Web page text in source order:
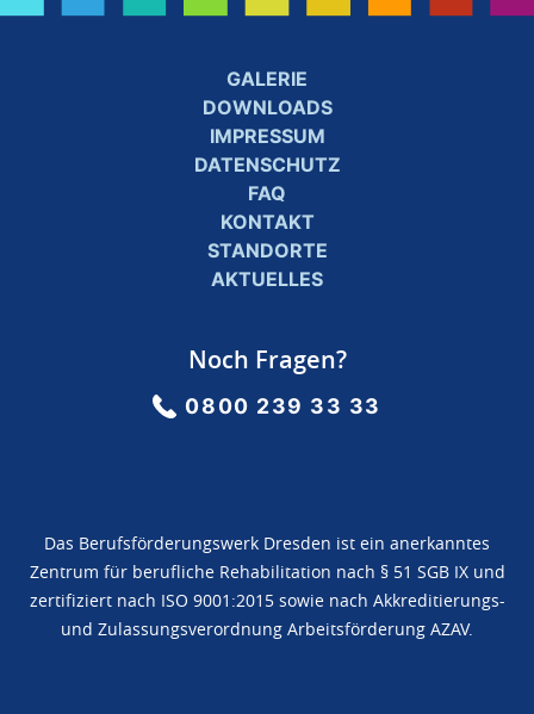
GALERIE
DOWNLOADS
IMPRESSUM
DATENSCHUTZ
FAQ
KONTAKT
STANDORTE
AKTUELLES
Noch Fragen?
0800 239 33 33
Das Berufsförderungswerk Dresden ist ein anerkanntes
Zentrum für berufliche Rehabilitation nach § 51 SGB IX und
zertifiziert nach ISO 9001:2015 sowie nach Akkreditierungs-
und Zulassungsverordnung Arbeitsförderung AZAV.